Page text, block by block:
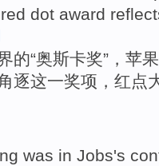
red dot award
的“奥斯卡奖”， 苹果
逐这一奖项 ，红点
was in Jobs's